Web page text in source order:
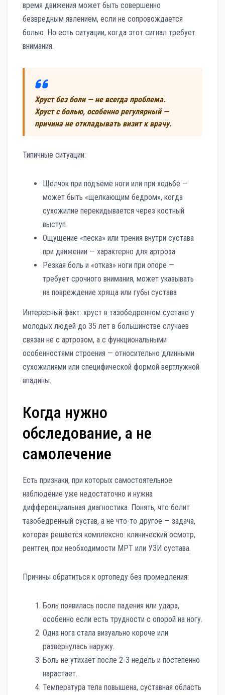
время движения может быть совершенно
безвредным явлением, если не сопровождается
болью. Но есть ситуации, когда этот сигнал требует
внимания.
Хруст без боли — не всегда проблема.
Хруст с болью, особенно регулярный —
причина не откладывать визит к врачу.
Типичные ситуации:
Щелчок при подъеме ноги или при ходьбе —
может быть «щелкающим бедром», когда
сухожилие перекидывается через костный
выступ
Ощущение «песка» или трения внутри сустава
при движении — характерно для артроза
Резкая боль и «отказ» ноги при опоре —
требует срочного внимания, может указывать
на повреждение хряща или губы сустава
Интересный факт: хруст в тазобедренном суставе у
молодых людей до 35 лет в большинстве случаев
связан не с артрозом, а с функциональными
особенностями строения — относительно длинными
сухожилиями или специфической формой вертлужной
впадины.
Когда нужно
обследование, а не
самолечение
Есть признаки, при которых самостоятельное
наблюдение уже недостаточно и нужна
дифференциальная диагностика. Понять, что болит
тазобедренный сустав, а не что-то другое — задача,
которая решается комплексно: клинический осмотр,
рентген, при необходимости МРТ или УЗИ сустава.
Причины обратиться к ортопеду без промедления:
Боль появилась после падения или удара,
особенно если есть трудности с опорой на ногу.
Одна нога стала визуально короче или
развернулась наружу.
Боль не утихает после 2-3 недель и постепенно
нарастает.
Температура тела повышена, суставная область